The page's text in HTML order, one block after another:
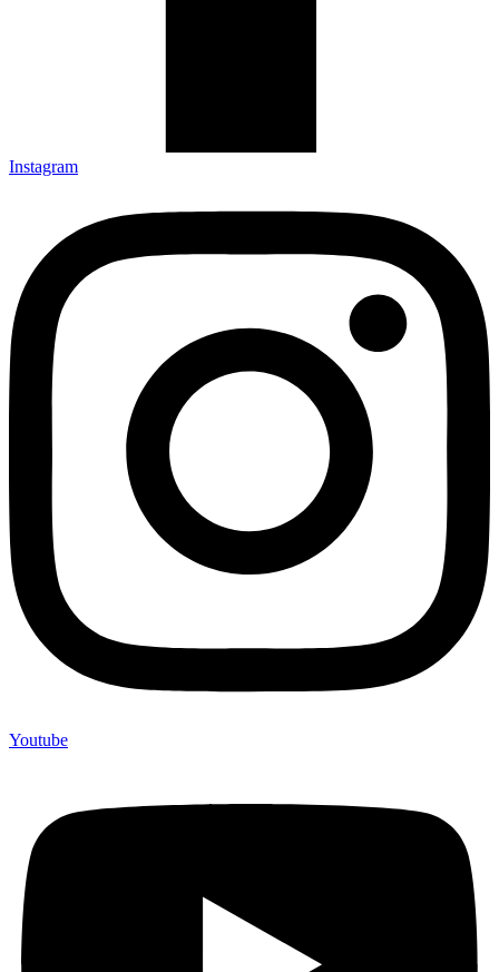
Instagram
Youtube